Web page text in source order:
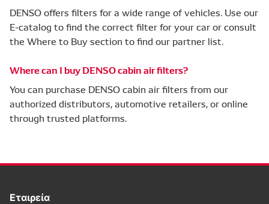
DENSO offers filters for a wide range of vehicles. Use our
E-catalog to find the correct filter for your car or consult
the Where to Buy section to find our partner list.
Where can I buy DENSO cabin air filters?
You can purchase DENSO cabin air filters from our
authorized distributors, automotive retailers, or online
through trusted platforms.
Εταιρεία